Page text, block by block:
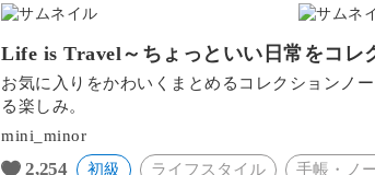
Life is Travel～ちょっといい日常をコレ
お気に入りをかわいくまとめるコレクションノ
る楽しみ。
mini_minor
2,254 初級 ライフスタイル 手帳・ノ